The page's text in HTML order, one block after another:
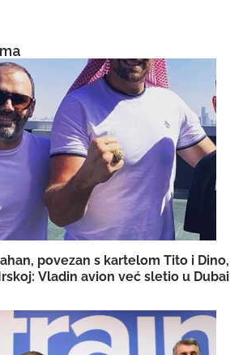
povezan s kartelom Tito i Dino,
Vladin avion već sletio u Dubai